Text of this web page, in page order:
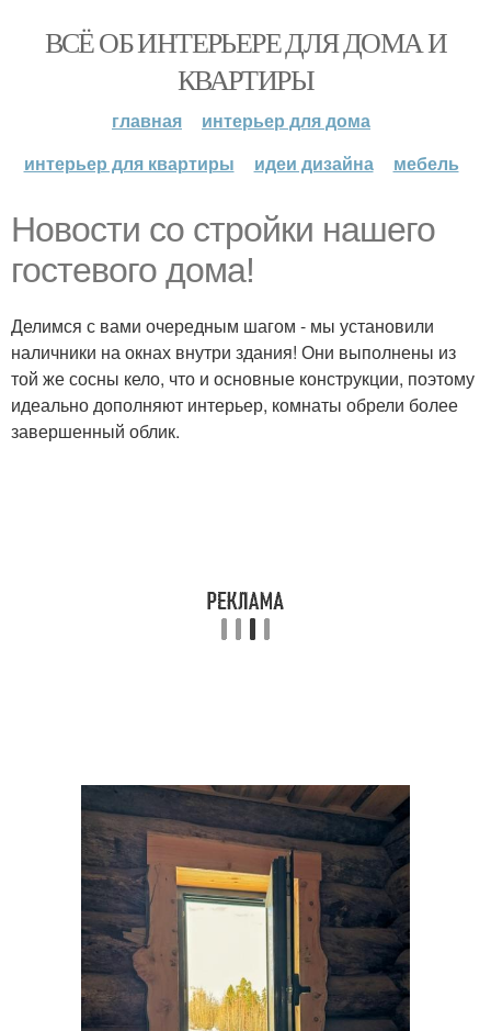
ВСЁ ОБ ИНТЕРЬЕРЕ ДЛЯ ДОМА И
КВАРТИРЫ
главная
интерьер для дома
интерьер для квартиры
идеи дизайна мебель
Новости со стройки нашего
гостевого дома!
Делимся с вами очередным шагом - мы установили
наличники на окнах внутри здания! Они выполнены из
той же сосны кело, что и основные конструкции, поэтому
идеально дополняют интерьер, комнаты обрели более
завершенный облик.